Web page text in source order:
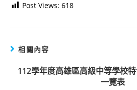
Post Views: 618
相關內容
112學年度高雄區高級中等學校
一覽表